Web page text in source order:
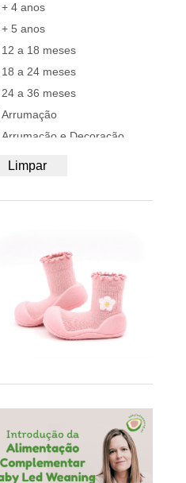
31
32/33
50/56
62/68
74/80
86/92
A4
Bobbi Ravioli
BS Toys
BundleBean
Carl Oscar®
Close Parent
Colorino
COQ6GRUE
Cra-Z-Art
Crealign
+ 4 anos
+ 5 anos
12 a 18 meses
18 a 24 meses
24 a 36 meses
Arrumação
Arrumação e Decoração
Construção / Blocos
Por Idade
Têxteis, Móveis e Decoração
Utilidades
Utilidades e Brincadeiras
Limpar